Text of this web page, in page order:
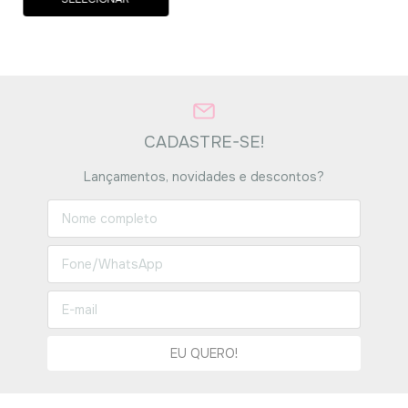
CADASTRE-SE!
Lançamentos, novidades e descontos?